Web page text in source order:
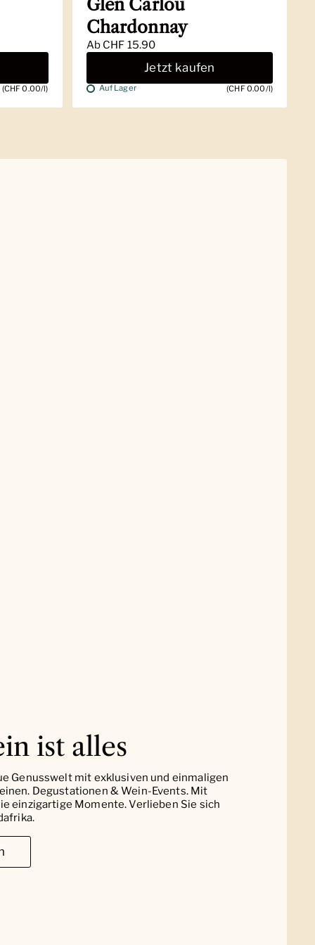
(CHF 0.00/l)
Glen Carlou
Chardonnay
Ab CHF 15.90
Jetzt kaufen
Auf Lager (CHF 0.00/l)
ist alles
Genusswelt mit exklusiven und einmaligen
Degustationen & Wein-Events. Mit
einzigartige Momente. Verlieben Sie sich